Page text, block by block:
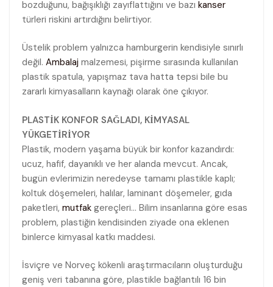
bozduğunu, bağışıklığı zayıflattığını ve bazı kanser
türleri riskini artırdığını belirtiyor.
Üstelik problem yalnızca hamburgerin kendisiyle sınırlı
değil. Ambalaj malzemesi, pişirme sırasında kullanılan
plastik spatula, yapışmaz tava hatta tepsi bile bu
zararlı kimyasalların kaynağı olarak öne çıkıyor.
PLASTİK KONFOR SAĞLADI, KİMYASAL
YÜKGETİRİYOR
Plastik, modern yaşama büyük bir konfor kazandırdı:
ucuz, hafif, dayanıklı ve her alanda mevcut. Ancak,
bugün evlerimizin neredeyse tamamı plastikle kaplı;
koltuk döşemeleri, halılar, laminant döşemeler, gıda
paketleri, mutfak gereçleri… Bilim insanlarına göre esas
problem, plastiğin kendisinden ziyade ona eklenen
binlerce kimyasal katkı maddesi.
İsviçre ve Norveç kökenli araştırmacıların oluşturduğu
geniş veri tabanına göre, plastikle bağlantılı 16 bin